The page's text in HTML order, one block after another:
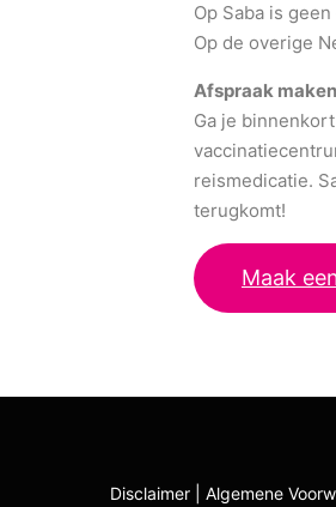
Op Saba is
Op de overige
Afspraak maken
Ga je
reismedicatie.
terugkomt!
Maak
Disclaimer Algemene